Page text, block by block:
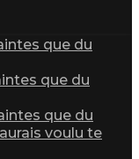
que du
que du
que du
voulu te